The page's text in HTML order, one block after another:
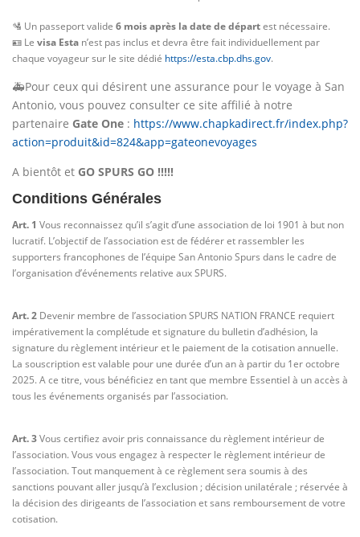
🛂 Un passeport valide 6 moisaprès la date de départest nécessaire.
🪪 Le visa Esta n’est pas inclus et devra être fait individuellement par
chaque voyageur sur le site dédié https://esta.cbp.dhs.gov.
🚑Pour ceux qui désirent une assurance pour le voyage à San
Antonio, vous pouvez consulter ce site affilié à notre
partenaire Gate One : https://www.chapkadirect.fr/index.php?
action=produit&id=824&app=gateonevoyages
A bientôt et GO SPURS GO !!!!!
Conditions Générales
Art. 1 Vous reconnaissez qu’il s’agit d’une association de loi 1901 à but non
lucratif. L’objectif de l’association est de fédérer et rassembler les
supporters francophones de l’équipe San Antonio Spurs dans le cadre de
l’organisation d’événements relative aux SPURS.
Art. 2 Devenir membre de l’association SPURS NATION FRANCE requiert
impérativement la complétude et signature du bulletin d’adhésion, la
signature du règlement intérieur et le paiement de la cotisation annuelle.
La souscription est valable pour une durée d’un an à partir du 1er octobre
2025. A ce titre, vous bénéficiez en tant que membre Essentiel à un accès à
tous les événements organisés par l’association.
Art. 3Vous certifiez avoir pris connaissance du règlement intérieur de
l’association. Vous vous engagez à respecter le règlement intérieur de
l’association. Tout manquement à ce règlement sera soumis à des
sanctions pouvant aller jusqu’à l’exclusion ; décision unilatérale ; réservée à
la décision des dirigeants de l’association et sans remboursement de votre
cotisation.